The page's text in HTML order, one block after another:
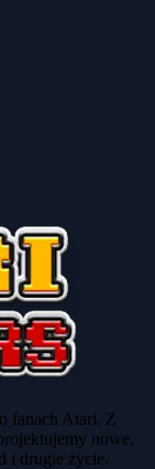
fanach Atari. Z
nowe,
i drugie życie.